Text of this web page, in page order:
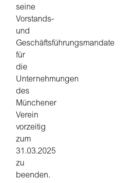
seine
Vorstands-
und
Geschäftsführungsmandate
für
die
Unternehmungen
des
Münchener
Verein
vorzeitig
zum
31.03.2025
zu
beenden.